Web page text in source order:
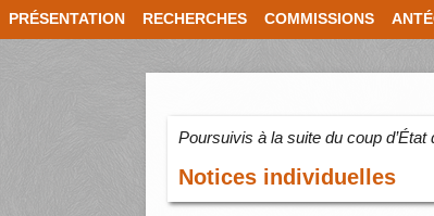
PRÉSENTATION RECHERCHES COMMISSIONS
Poursuivis à la suite du coup d’État
Notices individuelles